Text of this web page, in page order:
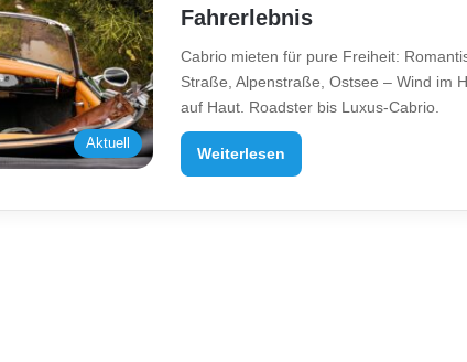
Aktuell
Fahrerlebnis
Cabrio mieten für pure Freiheit:
Straße, Alpenstraße, Ostsee – Wind im
auf Haut. Roadster bis Luxus-Cabrio.
Weiterlesen